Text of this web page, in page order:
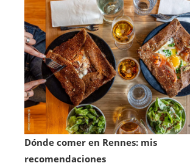
Dónde comer en Rennes: mis
recomendaciones